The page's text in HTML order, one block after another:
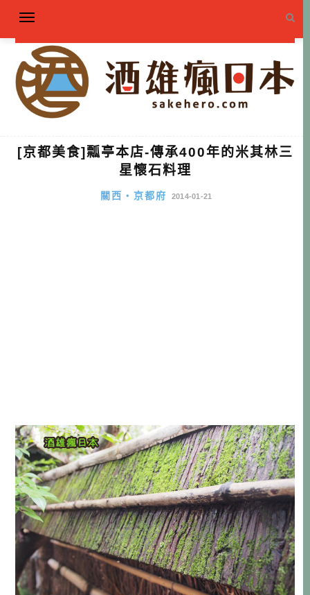
[京都美食]瓢亭本店-傳承400年的米其林三
星懷石料理
關西・京都府 2014-01-21